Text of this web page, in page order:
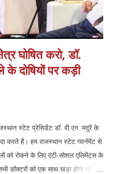
घोषित करो, डॉ.
दोषियों पर कड़ी
स्टेट प्रेसिडेंट डॉ. वी.एन. मदुरै के
करते हैं। हम राजस्थान स्टेट गवर्नमेंट से
को रोकने के लिए एंटी-सोशल एलिमेंट्स के
डॉक्टरों को एक साथ खड़ा होना चाहिए